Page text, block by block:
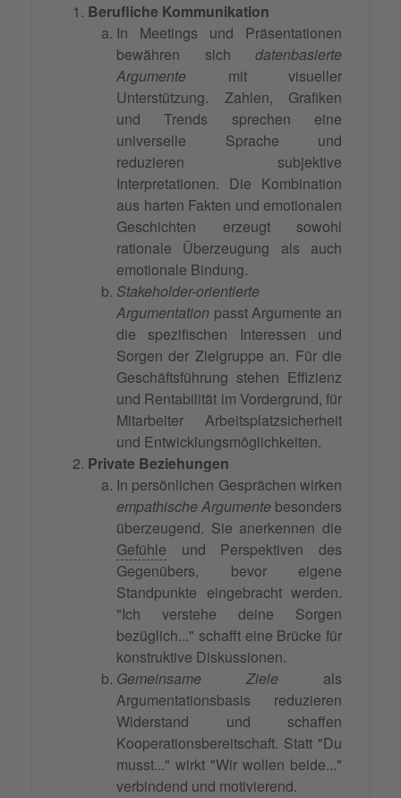
Berufliche Kommunikation
In Meetings und Präsentationen
bewähren sich datenbasierte
Argumente mit visueller
Unterstützung. Zahlen, Grafiken
und Trends sprechen eine
universelle Sprache und
reduzieren subjektive
Interpretationen. Die Kombination
aus harten Fakten und emotionalen
Geschichten erzeugt sowohl
rationale Überzeugung als auch
emotionale Bindung.
Stakeholder-orientierte
Argumentation passt Argumente an
die spezifischen Interessen und
Sorgen der Zielgruppe an. Für die
Geschäftsführung stehen Effizienz
und Rentabilität im Vordergrund, für
Mitarbeiter Arbeitsplatzsicherheit
und Entwicklungsmöglichkeiten.
Private Beziehungen
In persönlichen Gesprächen wirken
empathische Argumente besonders
überzeugend. Sie anerkennen die
Gefühle und Perspektiven des
Gegenübers, bevor eigene
Standpunkte eingebracht werden.
"Ich verstehe deine Sorgen
bezüglich..." schafft eine Brücke für
konstruktive Diskussionen.
Gemeinsame Ziele als
Argumentationsbasis reduzieren
Widerstand und schaffen
Kooperationsbereitschaft. Statt "Du
musst..." wirkt "Wir wollen beide..."
verbindend und motivierend.